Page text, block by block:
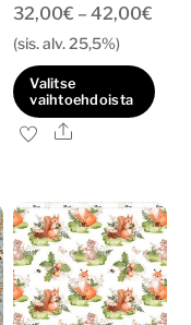
32,00€ – 42,00€
(sis. alv. 25,5%)
Valitse
vaihtoehdoista
Tällä
useampi
muunnelma.
Voit
tehdä
Ale